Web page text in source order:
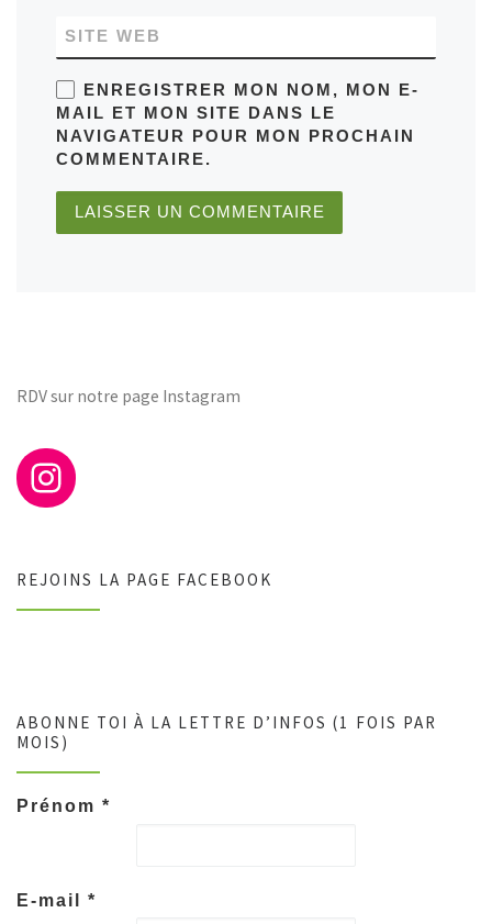
SITE WEB
ENREGISTRER MON NOM, MON E-
MAIL ET MON SITE DANS LE
NAVIGATEUR POUR MON PROCHAIN
COMMENTAIRE.
RDV sur notre page Instagram
REJOINS LA PAGE FACEBOOK
ABONNE TOI À LA LETTRE D’INFOS (1 FOIS PAR
MOIS)
Prénom *
E-mail *